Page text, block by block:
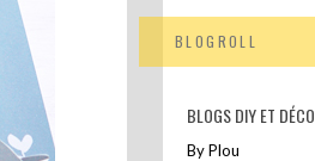
BLOGROLL
BLOGS DIY ET DÉCO
By Plou